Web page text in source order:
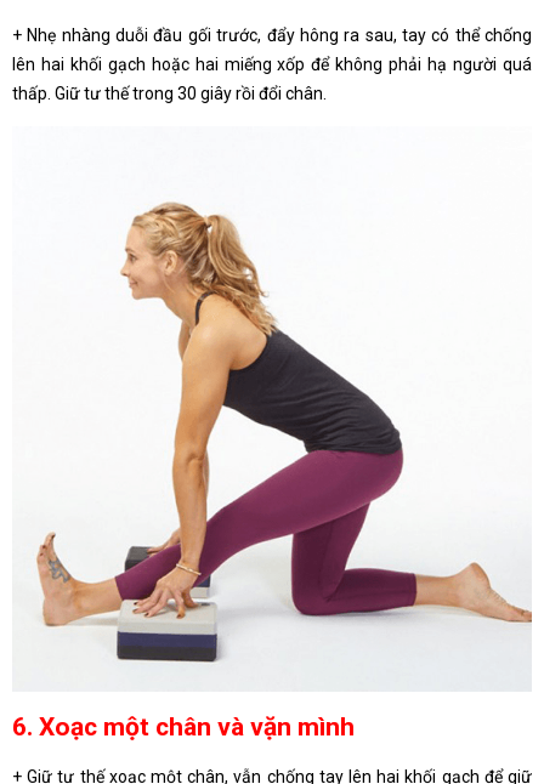
+ Nhẹ nhàng duỗi đầu gối trước, đẩy hông ra sau, tay có thể chống
lên hai khối gạch hoặc hai miếng xốp để không phải hạ người quá
thấp. Giữ tư thế trong 30 giây rồi đổi chân.
6. Xoạc một chân và vặn mình
+ Giữ tư thế xoạc một chân, vẫn chống tay lên hai khối gạch để giữ